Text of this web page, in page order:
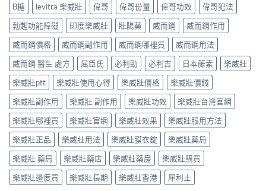
B糖 levitra 樂威壯 偉哥 偉哥份量 偉哥功效
偉哥犯法
勃起功能障礙
印度樂威壯 壯陽藥 威而鋼
威而鋼作用
威而鋼價格
威而鋼副作用 威而鋼哪裡買
威而鋼用法
威而鋼 醫生 處方
屈臣氏 必利勁 必利吉 日本藤素
樂威壯
樂威壯ptt
樂威壯使用心得 樂威壯價格
樂威壯價錢
樂威壯副作用
樂威壯 副作用 樂威壯功效
樂威壯台灣官網
樂威壯哪裡買
樂威壯官網 樂威壯效果
樂威壯服用方法
樂威壯正品
樂威壯用法 樂威壯膜衣錠
樂威壯藥局
樂威壯 藥局
樂威壯藥店 樂威壯藥房
樂威壯購買
樂威壯邊度買
樂威壯長期 樂威壯香港 犀利士